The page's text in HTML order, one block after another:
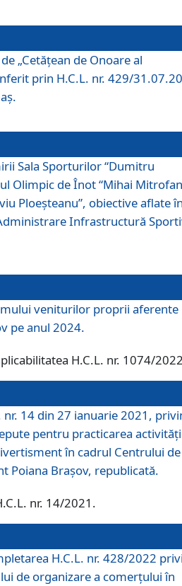
„Cetățean de Onoare al
prin H.C.L. nr. 429/
Sala Sporturilor “Dumitru
Olimpic de Înot “Mihai
Ploeșteanu”, obiective aflate
Infrastructură
veniturilor proprii aferente
pe anul 2024.
H.C.L. nr. 1074/
nr. 14 din 27 ianuarie 2021,
pentru practicarea
în cadrul Centrului de
Poiana Brașov, republicată.
nr. 14/2021.
H.C.L. nr. 428/2022
de organizare a comerțului în